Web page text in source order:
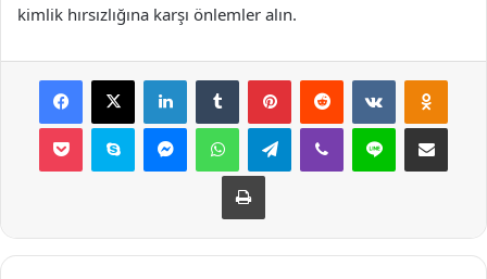
kimlik hırsızlığına karşı önlemler alın.
Facebook
X LinkedInTumblr PinterestReddit VKontakte
Pocket Skype MessengerWhatsAppTelegramViber Line E-Posta ile
Yazdır